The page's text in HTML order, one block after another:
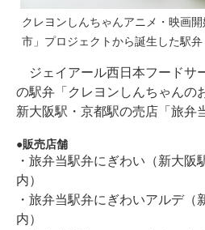
クレヨンしんちゃんアニメ・映画
市」プロジェクトから誕生した駅弁
ジェイアール西日本フードサ
の駅弁「クレヨンしんちゃんの
新大阪駅・京都駅の売店「旅弁
販売店舗
・旅弁当駅弁にぎわい（新大阪
内）
・旅弁当駅弁にぎわいアルデ（
内）